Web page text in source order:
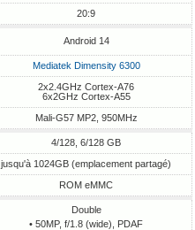
20:9
Android 14
Mediatek Dimensity 6300
2x2.4GHz Cortex-A76
6x2GHz Cortex-A55
Mali-G57 MP2, 950MHz
4/128, 6/128 GB
jusqu'à 1024GB (emplacement partagé)
ROM eMMC
Double
• 50MP, f/1.8 (wide), PDAF